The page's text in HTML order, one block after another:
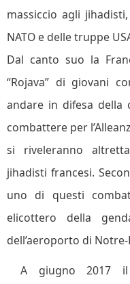
massiccio agli
NATO e delle truppe
Dal canto suo la
“Rojava” di giovani
andare in difesa della
combattere per
si riveleranno
jihadisti francesi.
uno di questi
elicottero della
dell’aeroporto di
A giugno 2017 il